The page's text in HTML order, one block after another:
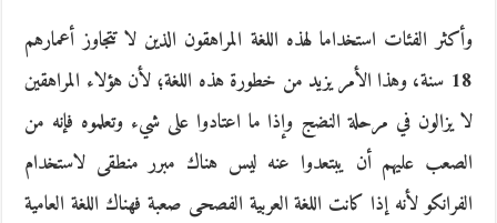
وأكثر الفئات استخداما لهذه اللغة المراهقون الذين لا تتجاوز أعمارهم
18 سنة، وهذا الأمر يزيد من خطورة هذه اللغة؛ لأن هؤلاء المراهقين
لا يزالون في مرحلة النضج وإذا ما اعتادوا على شيء وتعلموه فإنه من
الصعب عليهم أن يبتعدوا عنه ليس هناك مبرر منطقى لاستخدام
الفرانكو لأنه إذا كانت اللغة العربية الفصحى صعبة فهناك اللغة العامية